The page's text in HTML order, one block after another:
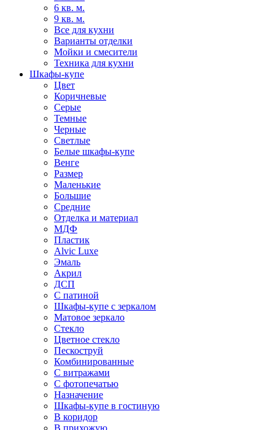
6 кв. м.
9 кв. м.
Все для кухни
Варианты отделки
Мойки и смесители
Техника для кухни
Шкафы-купе
Цвет
Коричневые
Серые
Темные
Черные
Светлые
Белые шкафы-купе
Венге
Размер
Маленькие
Большие
Средние
Отделка и материал
МДФ
Пластик
Alvic Luxe
Эмаль
Акрил
ДСП
С патиной
Шкафы-купе с зеркалом
Матовое зеркало
Стекло
Цветное стекло
Пескоструй
Комбинированные
С витражами
С фотопечатью
Назначение
Шкафы-купе в гостиную
В коридор
В прихожую